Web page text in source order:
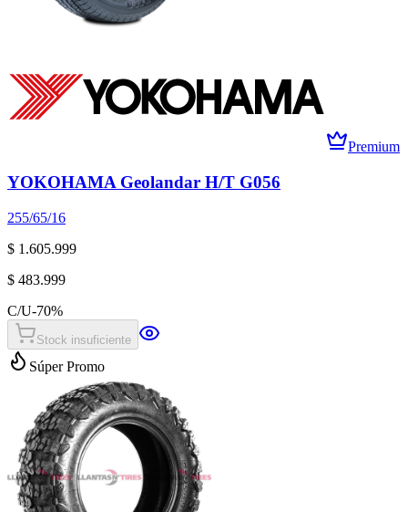
Premium
YOKOHAMA Geolandar H/T G056
255/65/16
$ 1.605.999
$ 483.999
C/U-70%
Stock insuficiente
Súper Promo